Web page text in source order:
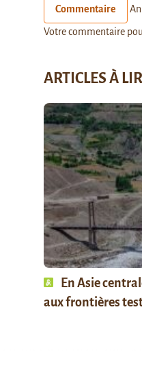
Commentaire
Votre commentaire
ARTICLES À
En Asie
aux frontières